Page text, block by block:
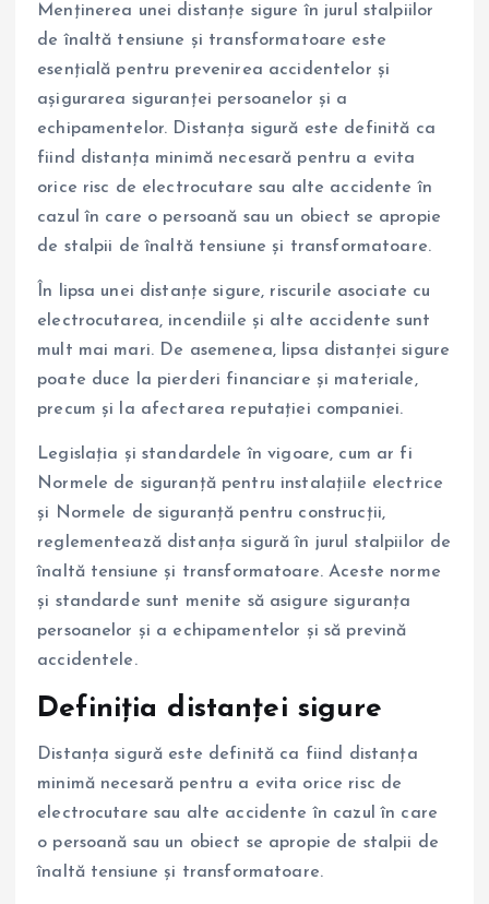
Menținerea unei distanțe sigure în jurul stalpiilor
de înaltă tensiune și transformatoare este
esențială pentru prevenirea accidentelor și
așigurarea siguranței persoanelor și a
echipamentelor. Distanța sigură este definită ca
fiind distanța minimă necesară pentru a evita
orice risc de electrocutare sau alte accidente în
cazul în care o persoană sau un obiect se apropie
de stalpii de înaltă tensiune și transformatoare.
În lipsa unei distanțe sigure, riscurile asociate cu
electrocutarea, incendiile și alte accidente sunt
mult mai mari. De asemenea, lipsa distanței sigure
poate duce la pierderi financiare și materiale,
precum și la afectarea reputației companiei.
Legislația și standardele în vigoare, cum ar fi
Normele de siguranță pentru instalațiile electrice
și Normele de siguranță pentru construcții,
reglementează distanța sigură în jurul stalpiilor de
înaltă tensiune și transformatoare. Aceste norme
și standarde sunt menite să asigure siguranța
persoanelor și a echipamentelor și să prevină
accidentele.
Definiția distanței sigure
Distanța sigură este definită ca fiind distanța
minimă necesară pentru a evita orice risc de
electrocutare sau alte accidente în cazul în care
o persoană sau un obiect se apropie de stalpii de
înaltă tensiune și transformatoare.